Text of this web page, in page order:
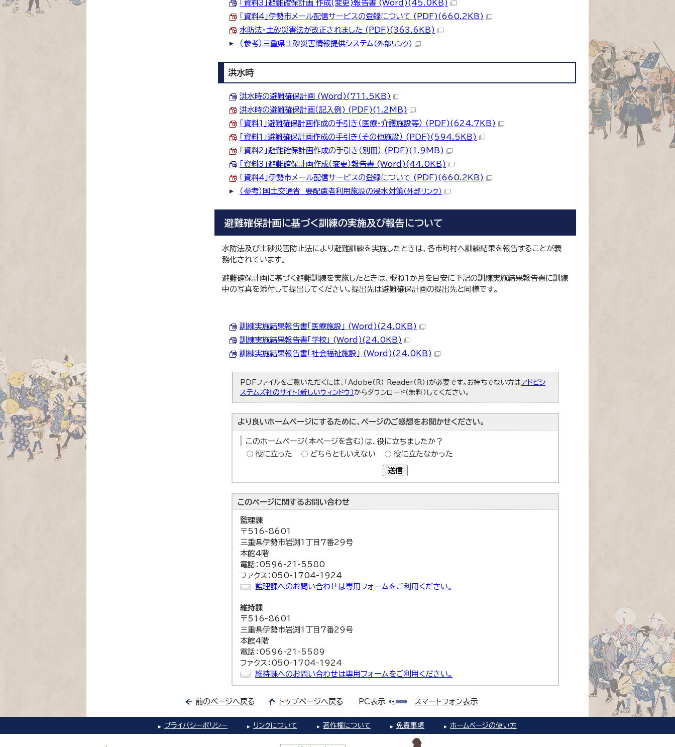
「資料3」避難確保計画 作成(変更)報告書 (Word)(45.0KB)
「資料4」伊勢市メール配信サービスの登録について (PDF)(660.2KB)
水防法・土砂災害法が改正されました (PDF)(363.6KB)
（参考）三重県土砂災害情報提供システム （外部リンク）
洪水時
洪水時の避難確保計画 (Word)(711.5KB)
洪水時の避難確保計画（記入例) (PDF)(1.2MB)
「資料1」避難確保計画作成の手引き（医療・介護施設等） (PDF)(624.7KB)
「資料1」避難確保計画作成の手引き（その他施設） (PDF)(594.5KB)
「資料2」避難確保計画作成の手引き（別冊） (PDF)(1.9MB)
「資料3」避難確保計画作成（変更）報告書 (Word)(44.0KB)
「資料4」伊勢市メール配信サービスの登録について (PDF)(660.2KB)
（参考）国土交通省 要配慮者利用施設の浸水対策（外部リンク）
避難確保計画に基づく訓練の実施及び報告について
水防法及び土砂災害防止法により避難訓練を実施したときは、各市町村へ訓練結果を報告することが義
務化されています。
避難確保計画に基づく避難訓練を実施したときは、概ね1か月を目安に下記の訓練実施結果報告書に訓練
中の写真を添付して提出してください。提出先は避難確保計画の提出先と同様です。
訓練実施結果報告書「医療施設」 (Word)(24.0KB)
訓練実施結果報告書「学校」 (Word)(24.0KB)
訓練実施結果報告書「社会福祉施設」 (Word)(24.0KB)
PDFファイルをご覧いただくには、「Adobe（R） Reader（R）」が必要です。お持ちでない方はアドビシ
ステムズ社のサイト（新しいウィンドウ） からダウンロード（無料）してください。
より良いホームページにするために、ページのご感想をお聞かせください。
このホームページ（本ページを含む）は、役に立ちましたか？
役に立った
どちらともいえない 役に立たなかった
送信
このページに関するお問い合わせ
監理課
〒516-8601
三重県伊勢市岩渕1丁目7番29号
本館4階
電話：0596-21-5580
ファクス：050-1704-1924
監理課へのお問い合わせは専用フォームをご利用ください。
維持課
〒516-8601
三重県伊勢市岩渕1丁目7番29号
本館4階
電話：0596-21-5589
ファクス：050-1704-1924
維持課へのお問い合わせは専用フォームをご利用ください。
前のページへ戻る トップページへ戻る PC表示 スマートフォン表示
プライバシーポリシー リンクについて 著作権について 免責事項 ホームページの使い方